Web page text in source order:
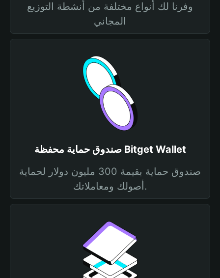
وفرنا لك أنواع مختلفة من أنشطة التوزيع
المجاني
صندوق حماية محفظة Bitget Wallet
صندوق حماية بقيمة 300 مليون دولار لحماية
أصولك ومعاملاتك.